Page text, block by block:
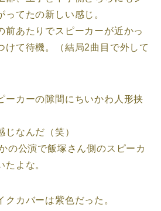
ってたの新しい感じ。
前あたりでスピーカーが近かっ
けて待機。（結局2曲目で外して
ーカーの隙間にちいかわ人形挟
なんだ（笑）
の公演で飯塚さん側のスピーカ
たよな。
カバーは紫色だった。